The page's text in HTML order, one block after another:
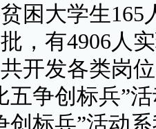
困大学生
，有4906人
开发各类岗
五争创标兵”
创标兵”活动